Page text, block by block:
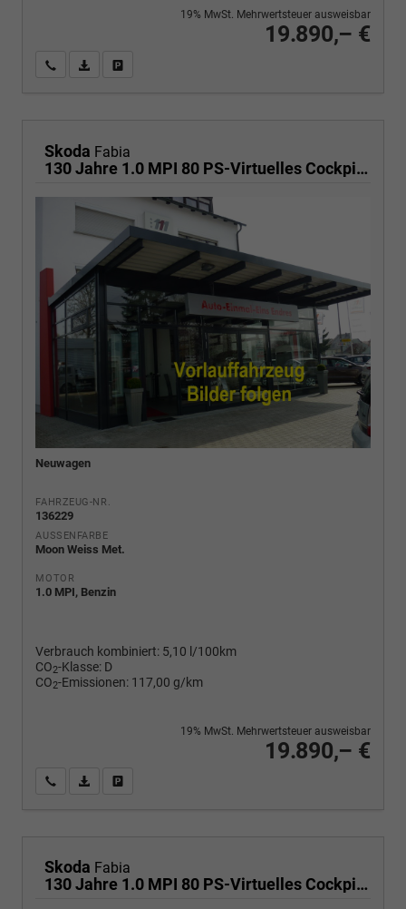
19.890,– €
19% MwSt. Mehrwertsteuer ausweisbar
Wir rufen Sie anPDF-Fahrzeugexposé drucken
Skoda Fabia
130 Jahre 1.0 MPI 80 PS-Virtuelles Cockpit-AppleCarplay-Android-Auto-LED-Klima-Tempomat-Rückfahrkamera-DAB-SHZ-15" Alu-sofort
Neuwagen
FAHRZEUG-NR.
136229
AUSSENFARBE
Moon Weiss Met.
MOTOR
1.0 MPI, Benzin
Verbrauch kombiniert: 5,10 l/100km
CO2-Klasse: D
CO2-Emissionen: 117,00 g/km
19.890,– €
19% MwSt. Mehrwertsteuer ausweisbar
Wir rufen Sie anPDF-Fahrzeugexposé drucken
Skoda Fabia
130 Jahre 1.0 MPI 80 PS-Virtuelles Cockpit-AppleCarplay-Android-Auto-LED-Klima-Tempomat-Rückfahrkamera-DAB-SHZ-15" Alu-sofort